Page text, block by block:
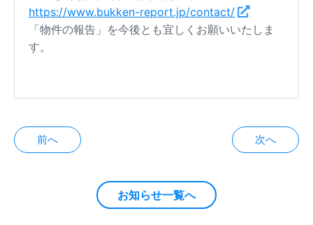
https://www.bukken-report.jp/contact/
「物件の報告」を今後とも宜しくお願いいたしま
す。
投
稿
前へ 次へ
お知らせ一覧へ